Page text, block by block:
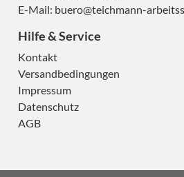
E-Mail: buero@teichmann-
Hilfe & Service
Kontakt
Versandbedingungen
Impressum
Datenschutz
AGB